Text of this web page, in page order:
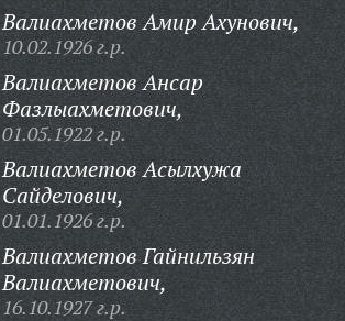
Валиахметов Амир Ахунович,
10.02.1926 г.р.
Валиахметов Ансар
Фазлыахметович,
01.05.1922 г.р.
Валиахметов Асылхужа
Сайделович,
01.01.1926 г.р.
Валиахметов Гайнильзян
Валиахметович,
16.10.1927 г.р.